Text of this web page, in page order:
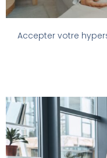
Accepter votre